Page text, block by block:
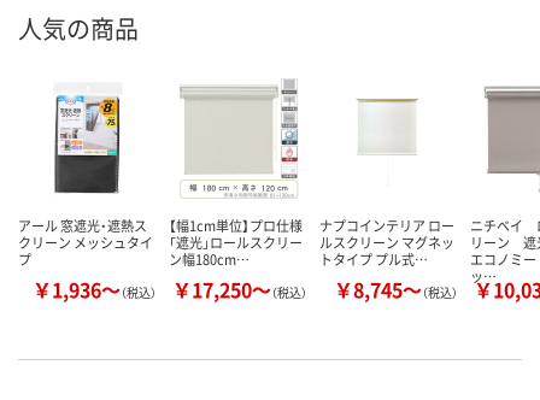
人気の商品
アール 窓遮光・遮熱ス
クリーン メッシュタイ
プ
￥1,936～（税込）
【幅1cm単位】プロ仕様
「遮光」ロールスクリー
ン幅180cm…
￥17,250～（税込）
ナプコインテリア ロー
ルスクリーン マグネッ
トタイプ プル式…
￥8,745～（税込）
ニチベイ
リーン 遮
エコノミ
ッ…
￥